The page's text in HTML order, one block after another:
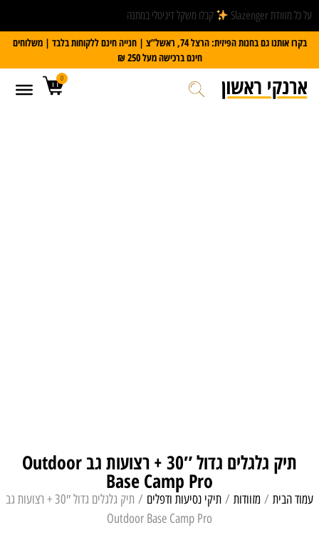
על כל מזוודת Slazenger
קבלו משקל דיגיטלי במתנה
בקרו אותנו גם בחנות הפיזית: הרצל 74, ראשל”צ | חנייה חינם ללקוחות בלבד | משלוחים
חינם ברכישה מעל 250 ₪
0
תיק גלגלים גדול 30″ + רצועות גב Outdoor
Base Camp Pro
עמוד הבית / מזוודות / תיקי נסיעות ודפלים
/ תיק גלגלים גדול 30″ + רצועות גב
Outdoor Base Camp Pro